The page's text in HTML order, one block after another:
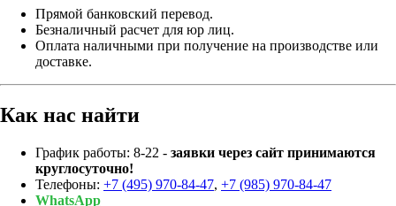
Прямой банковский перевод.
Безналичный расчет для юр лиц.
Оплата наличными при получение на производстве или
доставке.
Как нас найти
График работы: 8-22 - заявки через сайт принимаются
круглосуточно!
Телефоны: +7 (495) 970-84-47, +7 (985) 970-84-47
WhatsApp